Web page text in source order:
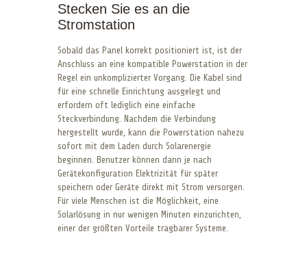
Stecken Sie es an die
Stromstation
Sobald das Panel korrekt positioniert ist, ist der
Anschluss an eine kompatible Powerstation in der
Regel ein unkomplizierter Vorgang. Die Kabel sind
für eine schnelle Einrichtung ausgelegt und
erfordern oft lediglich eine einfache
Steckverbindung. Nachdem die Verbindung
hergestellt wurde, kann die Powerstation nahezu
sofort mit dem Laden durch Solarenergie
beginnen. Benutzer können dann je nach
Gerätekonfiguration Elektrizität für später
speichern oder Geräte direkt mit Strom versorgen.
Für viele Menschen ist die Möglichkeit, eine
Solarlösung in nur wenigen Minuten einzurichten,
einer der größten Vorteile tragbarer Systeme.